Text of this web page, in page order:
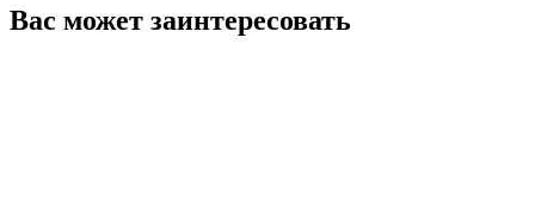
Вас может заинтересовать